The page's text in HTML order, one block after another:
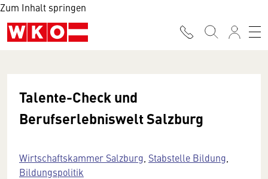
Zum Inhalt springen
Talente-Check und
Berufserlebniswelt Salzburg
Wirtschaftskammer Salzburg Stabstelle Bildung
Bildungspolitik